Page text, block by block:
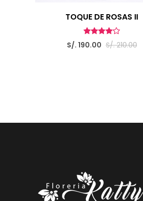
TOQUE DE ROSAS II
S/. 190.00 S/. 210.00